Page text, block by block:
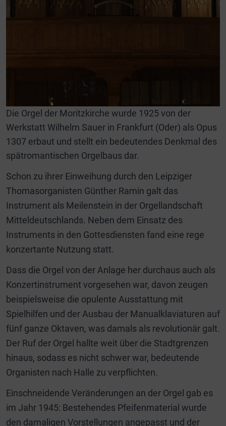
Die Orgel der Moritzkirche wurde 1925 von der
Werkstatt Wilhelm Sauer in Frankfurt (Oder) als Opus
1307 erbaut und stellt ein bedeutendes Denkmal des
spätromantischen Orgelbaus dar.
Schon zu ihrer Einweihung durch den Leipziger
Thomasorganisten Günther Ramin galt das
Instrument als Meilenstein in der Orgellandschaft
Mitteldeutschlands. Neben dem Einsatz des
Instruments in den Gottesdiensten fand eine rege
konzertante Nutzung statt.
Dass die Orgel von der Anlage her durchaus auch als
Konzertinstrument vorgesehen war, davon zeugen
beispielsweise die opulente Ausstattung mit
Spielhilfen und der Ausbau der Manualklaviaturen auf
fünf ganze Oktaven, was damals als revolutionär galt.
Der Ruf der Orgel hallte weit über die Stadtgrenzen
hinaus, sodass es nicht schwer war, bedeutende
Organisten nach Halle zu verpflichten.
Einschneidende Veränderungen an der Orgel gab es
im Jahr 1945: Bestehendes Pfeifenmaterial wurde
den damaligen Vorstellungen angepasst und der